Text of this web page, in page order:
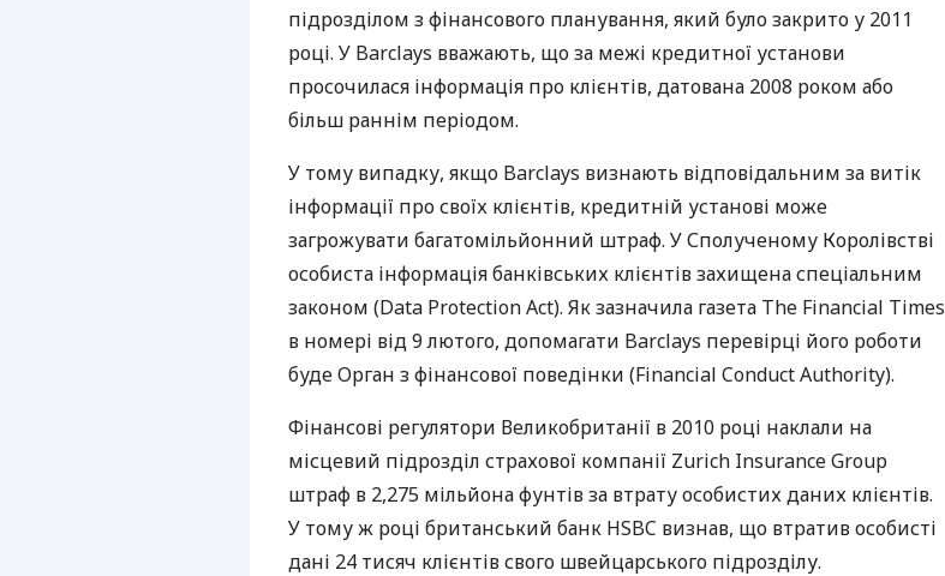
підрозділом з фінансового планування, який було закрито у 2011
році. У Barclays вважають, що за межі кредитної установи
просочилася інформація про клієнтів, датована 2008 роком або
більш раннім періодом.
У тому випадку, якщо Barclays визнають відповідальним за витік
інформації про своїх клієнтів, кредитній установі може
загрожувати багатомільйонний штраф. У Сполученому Королівстві
особиста інформація банківських клієнтів захищена спеціальним
законом (Data Protection Act). Як зазначила газета The Financial Times
в номері від 9 лютого, допомагати Barclays перевірці його роботи
буде Орган з фінансової поведінки (Financial Conduct Authority).
Фінансові регулятори Великобританії в 2010 році наклали на
місцевий підрозділ страхової компанії Zurich Insurance Group
штраф в 2,275 мільйона фунтів за втрату особистих даних клієнтів.
У тому ж році британський банк HSBC визнав, що втратив особисті
дані 24 тисяч клієнтів свого швейцарського підрозділу.